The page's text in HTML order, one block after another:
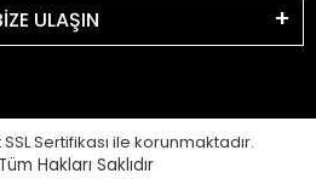
ULAŞIN
Sertifikası ile korunmaktadır.
Tüm Hakları Saklıdır